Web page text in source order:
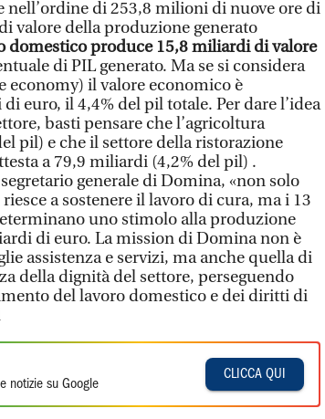
di 253,8 milioni di nuove ore di
valore della produzione generato
domestico produce 15,8 miliardi di valore
di PIL generato. Ma se si considera
economy) il valore economico è
euro, il 4,4% del pil totale. Per dare l’idea
basti pensare che l’agricoltura
pil) e che il settore della ristorazione
a 79,9 miliardi (4,2% del pil) .
generale di Domina, «non solo
a sostenere il lavoro di cura, ma i 13
uno stimolo alla produzione
di euro. La mission di Domina non è
assistenza e servizi, ma anche quella di
della dignità del settore, perseguendo
del lavoro domestico e dei diritti di
notizie su Google
CLICCA QUI